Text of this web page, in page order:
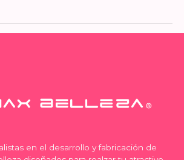
en el desarrollo y fabricación de